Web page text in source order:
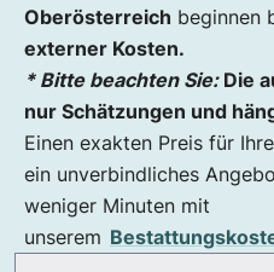
Oberösterreich beginnen
externer Kosten.
* Bitte beachten Sie: Die
nur Schätzungen und
Einen exakten Preis für
ein unverbindliches
weniger Minuten mit
unserem